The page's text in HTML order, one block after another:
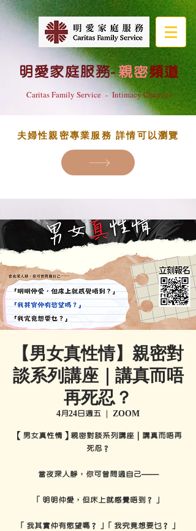
明愛家庭服務-親密頻道
Caritas Family Service - Intimacy Channel
夫婦性親密專業服務 詳情可以瀏覽
【男女真性情】親密對
談系列講座｜講真而唔
再死忍？
4月24日週五 ZOOM
【男女真性情】親密對談系列講座｜講真而唔再
死忍？
當夜深人靜，你可曾問過自己——
「明明仲愛，但床上就感覺唔到？」
「我其實仲有慾望嗎？」「我究竟想要乜？」